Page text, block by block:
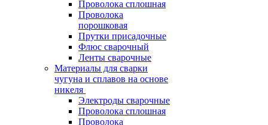
Проволока сплошная
Проволока
порошковая
Прутки присадочные
Флюс сварочный
Ленты сварочные
Материалы для сварки
чугуна и сплавов на основе
никеля
Электроды сварочные
Проволока сплошная
Проволока